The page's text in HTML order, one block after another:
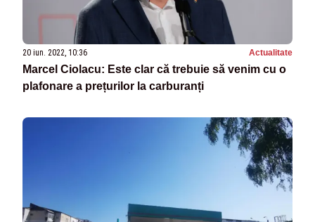
20 iun. 2022, 10:36 Actualitate
Marcel Ciolacu: Este clar că trebuie să venim cu o
plafonare a prețurilor la carburanți